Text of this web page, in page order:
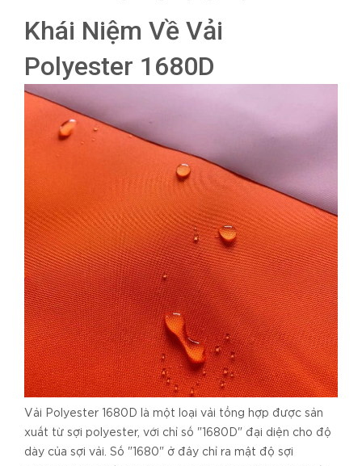
Khái Niệm Về Vải
Polyester 1680D
Vải Polyester 1680D là một loại vải tổng hợp được sản
xuất từ sợi polyester, với chỉ số "1680D" đại diện cho độ
dày của sợi vải. Số "1680" ở đây chỉ ra mật độ sợi